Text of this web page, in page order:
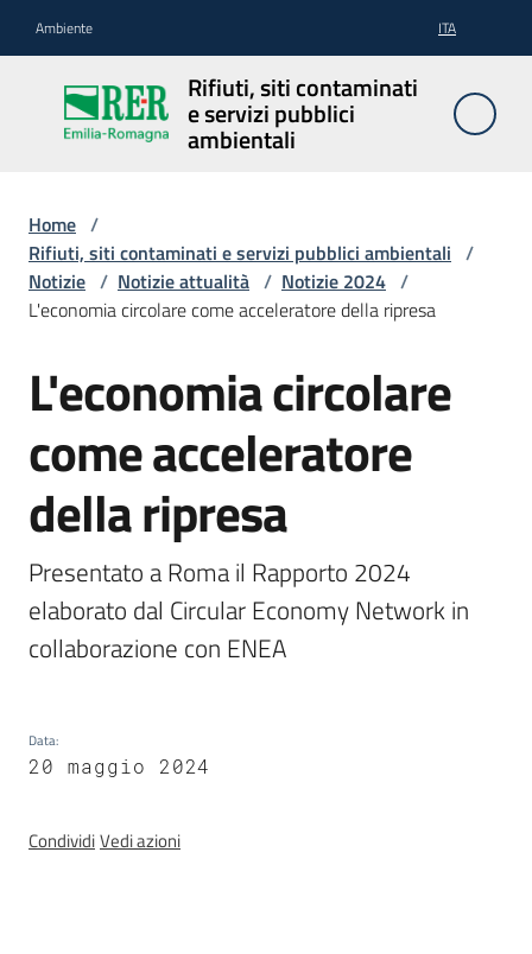
Ambiente ITA
Rifiuti, siti contaminati
e servizi pubblici
ambientali
Rifiuti, siti
contaminati
e servizi
Rifiuti
Siti
Servizi
Comunicazione
Piani,
progetti
banche
dati
Home /
Rifiuti, siti contaminati e servizi pubblici ambientali /
Notizie / Notizie attualità / Notizie 2024 /
L'economia circolare come acceleratore della ripresa
Salta al contenuto
L'economia circolare
come acceleratore
della ripresa
Presentato a Roma il Rapporto 2024
elaborato dal Circular Economy Network in
collaborazione con ENEA
Data:
20 maggio 2024
CondividiVedi azioni